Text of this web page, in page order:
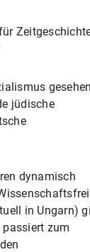
gesehen
jüdische
dynamisch
in Ungarn)
zum